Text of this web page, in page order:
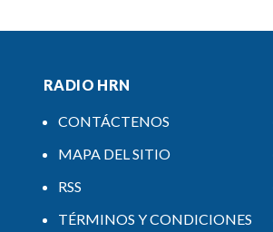
RADIO HRN
CONTÁCTENOS
MAPA DEL SITIO
RSS
TÉRMINOS Y CONDICIONES